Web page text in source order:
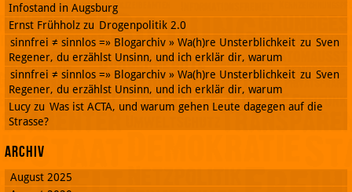
Infostand in Augsburg
Ernst Frühholz zu Drogenpolitik 2.0
sinnfrei ≠ sinnlos =» Blogarchiv » Wa(h)re Unsterblichkeit zu Sven
Regener, du erzählst Unsinn, und ich erklär dir, warum
sinnfrei ≠ sinnlos =» Blogarchiv » Wa(h)re Unsterblichkeit zu Sven
Regener, du erzählst Unsinn, und ich erklär dir, warum
Lucy zu Was ist ACTA, und warum gehen Leute dagegen auf die
Strasse?
Archiv
August 2025